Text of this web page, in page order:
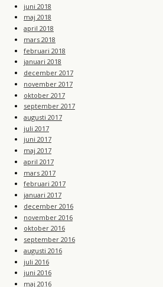
juni 2018
maj 2018
april 2018
mars 2018
februari 2018
januari 2018
december 2017
november 2017
oktober 2017
september 2017
augusti 2017
juli 2017
juni 2017
maj 2017
april 2017
mars 2017
februari 2017
januari 2017
december 2016
november 2016
oktober 2016
september 2016
augusti 2016
juli 2016
juni 2016
maj 2016